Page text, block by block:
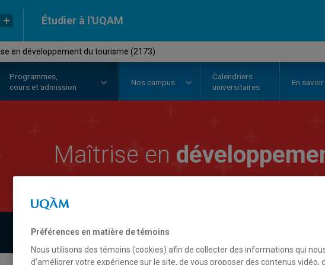
Étudier à l'UQAM
en développement du tourisme (2173)
Programmes,
cours et admission
Nos campus
Calendriers
universitaires
En
Maîtrise en
Préférences en matière de témoins
Nous utilisons des témoins (cookies) afin de collecter des informations qui
d’améliorer votre expérience sur le site, de vous proposer des contenus vidéo,